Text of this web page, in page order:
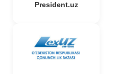
President.uz